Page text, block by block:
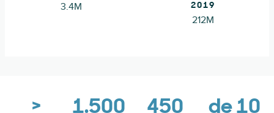
3.4M
2019
212M
>
1.500 450
de 10